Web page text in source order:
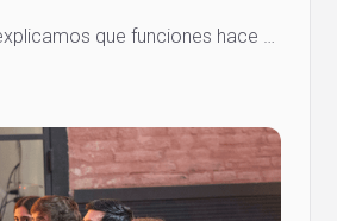
En este artículo explicamos que funciones hace un CFO externo, cuanto cuesta y por qué deberías contar con uno.